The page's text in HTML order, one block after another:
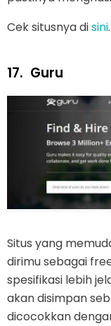
Cek situsnya disini.
17. Guru
Situs yang
dirimu sebagai
spesifikasi lebih
akan disimpan
dicocokkan